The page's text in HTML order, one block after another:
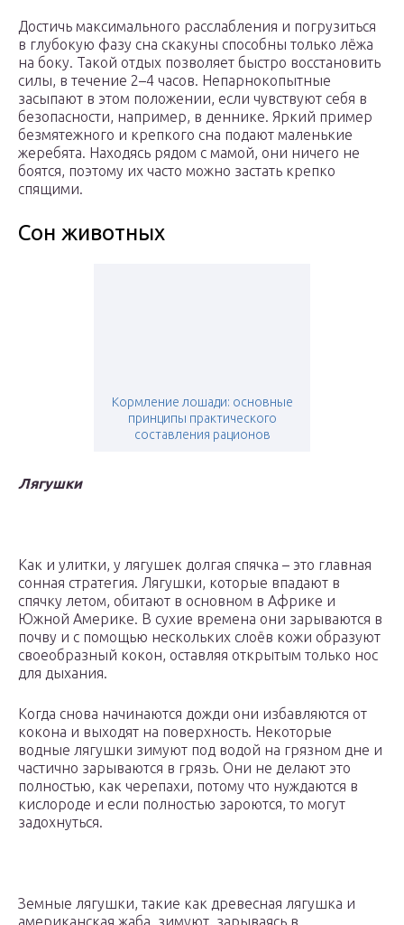
Достичь максимального расслабления и погрузиться
в глубокую фазу сна скакуны способны только лёжа
на боку. Такой отдых позволяет быстро восстановить
силы, в течение 2–4 часов. Непарнокопытные
засыпают в этом положении, если чувствуют себя в
безопасности, например, в деннике. Яркий пример
безмятежного и крепкого сна подают маленькие
жеребята. Находясь рядом с мамой, они ничего не
боятся, поэтому их часто можно застать крепко
спящими.
Сон животных
Кормление лошади: основные
принципы практического
составления рационов
Лягушки
Как и улитки, у лягушек долгая спячка – это главная
сонная стратегия. Лягушки, которые впадают в
спячку летом, обитают в основном в Африке и
Южной Америке. В сухие времена они зарываются в
почву и с помощью нескольких слоёв кожи образуют
своеобразный кокон, оставляя открытым только нос
для дыхания.
Когда снова начинаются дожди они избавляются от
кокона и выходят на поверхность. Некоторые
водные лягушки зимуют под водой на грязном дне и
частично зарываются в грязь. Они не делают это
полностью, как черепахи, потому что нуждаются в
кислороде и если полностью зароются, то могут
задохнуться.
Земные лягушки, такие как древесная лягушка и
американская жаба, зимуют, зарываясь в